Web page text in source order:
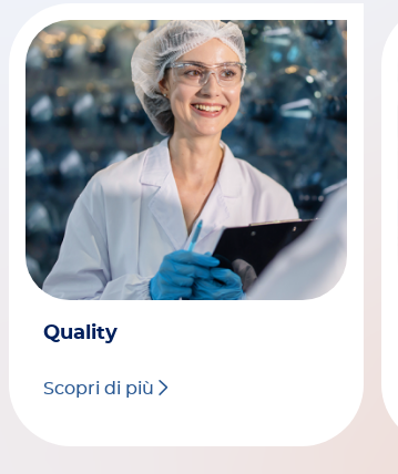
Quality
Scopri di più